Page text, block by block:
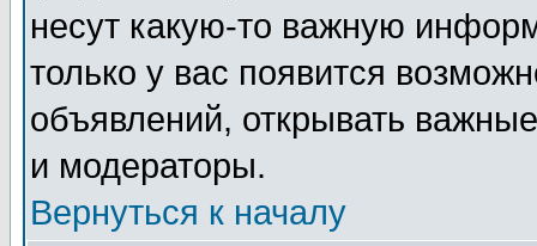
несут какую-то важную
только у вас появится
объявлений, открывать
и модераторы.
Вернуться к началу